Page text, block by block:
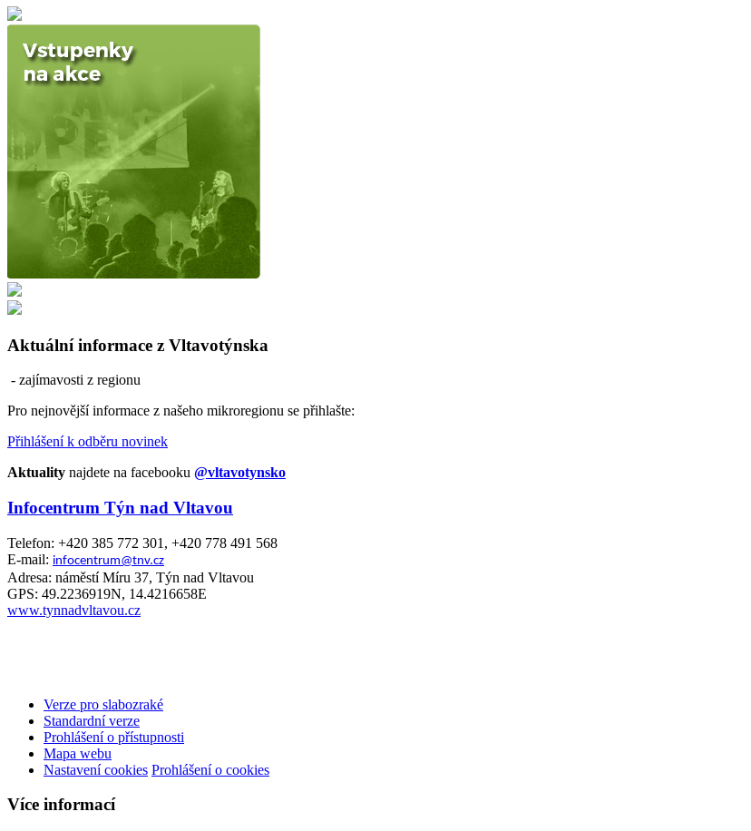
Aktuální informace z Vltavotýnska
- zajímavosti z regionu
Pro nejnovější informace z našeho mikroregionu se přihlašte:
Přihlášení k odběru novinek
Aktuality najdete na facebooku @vltavotynsko
Infocentrum Týn nad Vltavou
Telefon: +420 385 772 301, +420 778 491 568
E-mail: infocentrum@tnv.cz
Adresa: náměstí Míru 37, Týn nad Vltavou
GPS: 49.2236919N, 14.4216658E
www.tynnadvltavou.cz
Verze pro slabozraké
Standardní verze
Prohlášení o přístupnosti
Mapa webu
Nastavení cookies Prohlášení o cookies
Více informací